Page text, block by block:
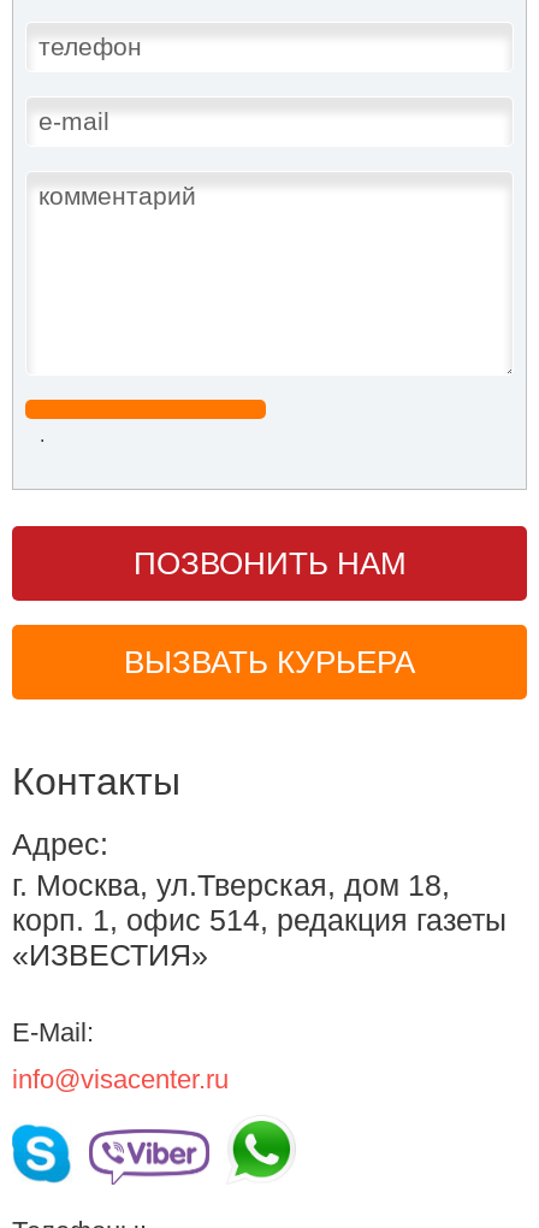
.
ПОЗВОНИТЬ НАМ
ВЫЗВАТЬ КУРЬЕРА
Контакты
Адрес:
г. Москва, ул.Тверская, дом 18,
корп. 1, офис 514, редакция газеты
«ИЗВЕСТИЯ»
E-Mail:
info@visacenter.ru